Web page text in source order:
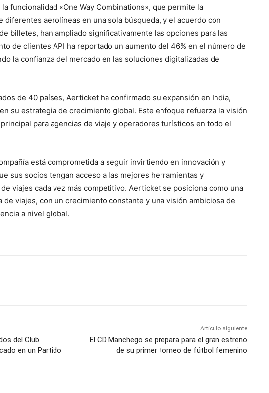
funcionalidad «One Way Combinations», que permite la
diferentes aerolíneas en una sola búsqueda, y el acuerdo con
billetes, han ampliado significativamente las opciones para las
de clientes API ha reportado un aumento del 46% en el número de
la confianza del mercado en las soluciones digitalizadas de
de 40 países, Aerticket ha confirmado su expansión en India,
su estrategia de crecimiento global. Este enfoque refuerza la visión
para agencias de viaje y operadores turísticos en todo el
está comprometida a seguir invirtiendo en innovación y
sus socios tengan acceso a las mejores herramientas y
viajes cada vez más competitivo. Aerticket se posiciona como una
viajes, con un crecimiento constante y una visión ambiciosa de
a nivel global.
del Club
en un Partido
Artículo siguiente
El CD Manchego se prepara para el gran estreno
de su primer torneo de fútbol femenino